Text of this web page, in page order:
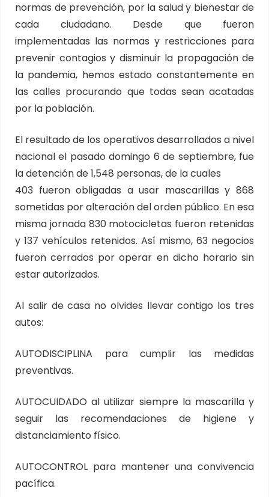
normas de prevención, por la salud y bienestar de
cada ciudadano. Desde que fueron
implementadas las normas y restricciones para
prevenir contagios y disminuir la propagación de
la pandemia, hemos estado constantemente en
las calles procurando que todas sean acatadas
por la población.
El resultado de los operativos desarrollados a nivel
nacional el pasado domingo 6 de septiembre, fue
la detención de 1,548 personas, de la cuales
403 fueron obligadas a usar mascarillas y 868
sometidas por alteración del orden público. En esa
misma jornada 830 motocicletas fueron retenidas
y 137 vehículos retenidos. Así mismo, 63 negocios
fueron cerrados por operar en dicho horario sin
estar autorizados.
Al salir de casa no olvides llevar contigo los tres
autos:
AUTODISCIPLINA para cumplir las medidas
preventivas.
AUTOCUIDADO al utilizar siempre la mascarilla y
seguir las recomendaciones de higiene y
distanciamiento físico.
AUTOCONTROL para mantener una convivencia
pacífica.